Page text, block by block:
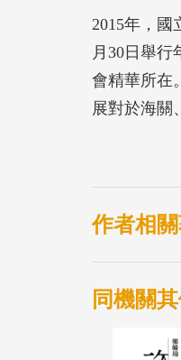
2015年，國
月30日舉
會精華所在
展對於海關
面向發乎
H(History)
作者相
同機關